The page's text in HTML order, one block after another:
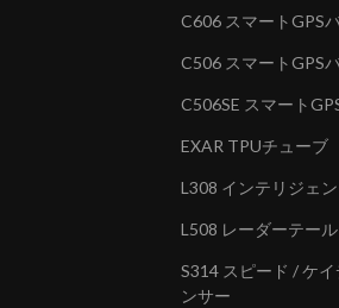
C606 スマートGPS
C506 スマートGPS
C506SE スマート
EXAR TPUチューブ
L308 インテリジェ
L508 レーダーテー
S314 スピード / ケ
ンサー